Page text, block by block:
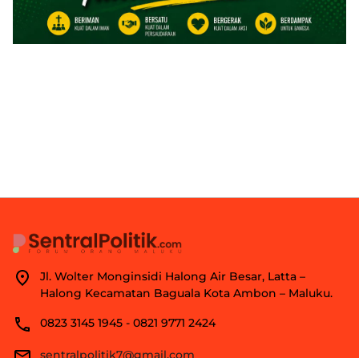
Jl. Wolter Monginsidi Halong Air Besar, Latta –
Halong Kecamatan Baguala Kota Ambon – Maluku.
0823 3145 1945 - 0821 9771 2424
sentralpolitik7@gmail.com